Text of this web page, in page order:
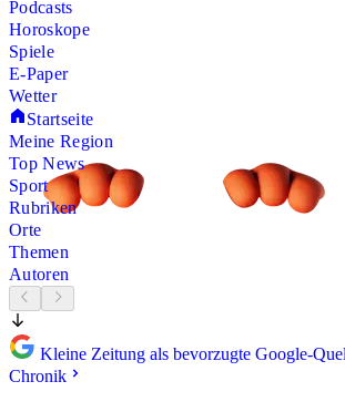
Podcasts
Horoskope
Spiele
E-Paper
Wetter
Startseite
Meine Region
Top News
Sport
Rubriken
Orte
Themen
Autoren
Kleine Zeitung als bevorzugte Google-
Chronik